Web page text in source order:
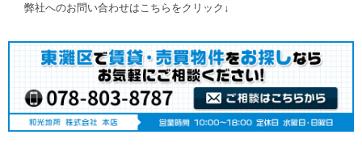
弊社へのお問い合わせはこちらをクリック↓